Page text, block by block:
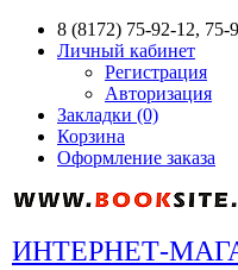
8 (8172) 75-92-12, 75-
Личный кабинет
Регистрация
Авторизация
Закладки (0)
Корзина
Оформление заказа
ИНТЕРНЕТ-